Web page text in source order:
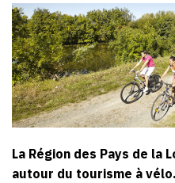
La Région des Pays de la
autour du tourisme à vélo.